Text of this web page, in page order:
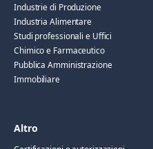
Industrie di Produzione
Industria Alimentare
Studi professionali e Uffici
Chimico e Farmaceutico
Pubblica Amministrazione
Immobiliare
Altro